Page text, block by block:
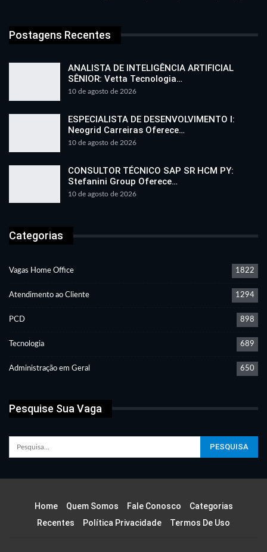
Postagens Recentes
ANALISTA DE INTELIGÊNCIA ARTIFICIAL
SÊNIOR: Vetta Tecnologia…
10 de agosto de 2026
ESPECIALISTA DE DESENVOLVIMENTO I:
Neogrid Carreiras Oferece…
10 de agosto de 2026
CONSULTOR TÉCNICO SAP SR HCM PY:
Stefanini Group Oferece…
10 de agosto de 2026
Categorias
Vagas Home Office 1822
Atendimento ao Cliente 1294
PCD 898
Tecnologia 689
Administração em Geral 650
Pesquise Sua Vaga
Home Quem Somos Fale Conosco
Categorias
Recentes
Política Privacidade Termos De Uso